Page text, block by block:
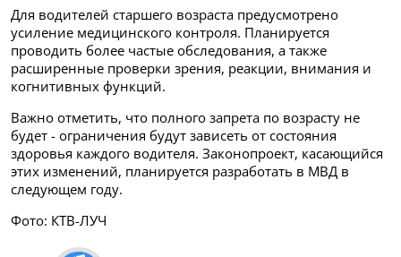
Для водителей старшего возраста предусмотрено
усиление медицинского контроля. Планируется
проводить более частые обследования, а также
расширенные проверки зрения, реакции, внимания и
когнитивных функций.
Важно отметить, что полного запрета по возрасту не
будет - ограничения будут зависеть от состояния
здоровья каждого водителя. Законопроект, касающийся
этих изменений, планируется разработать в МВД в
следующем году.
Фото: КТВ-ЛУЧ